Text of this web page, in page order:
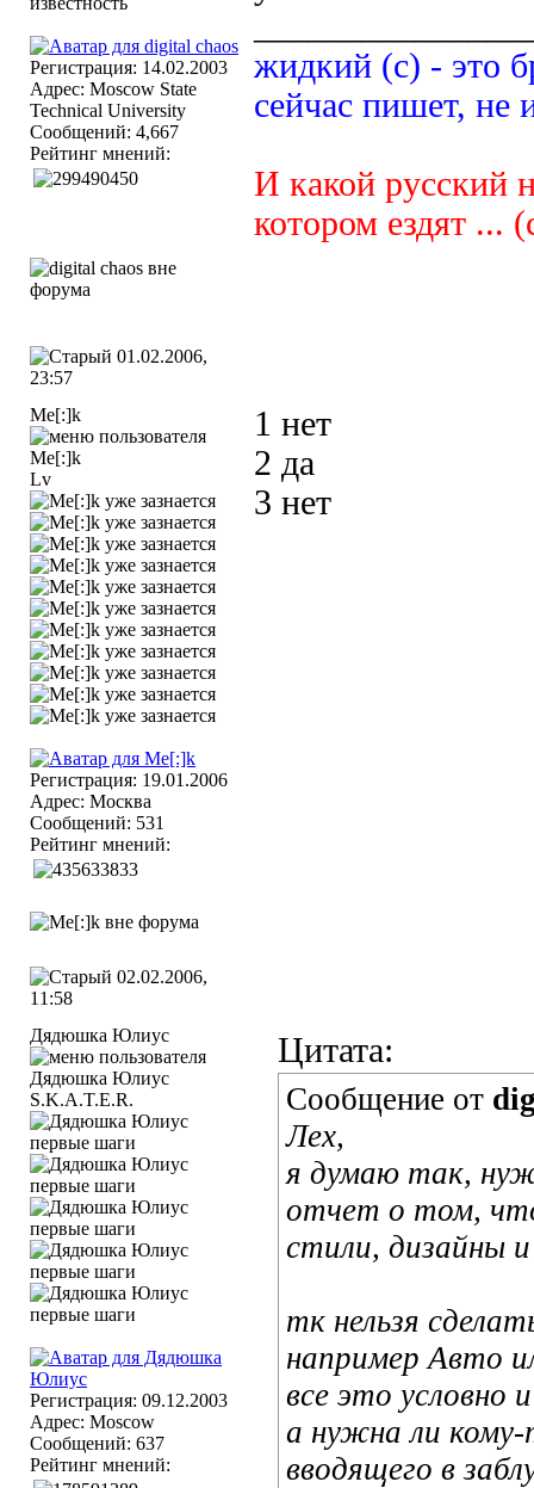
Регистрация: 14.02.2003
Адрес: Moscow State
Technical University
Сообщений: 4,667
Рейтинг мнений:
жидкий (с) - это
сейчас пишет, не
И какой русский
котором ездят ...
01.02.2006,
23:57
Me[:]k
Lv
Регистрация: 19.01.2006
Адрес: Москва
Сообщений: 531
Рейтинг мнений:
1 нет
2 да
3 нет
02.02.2006,
11:58
Дядюшка Юлиус
S.K.A.T.E.R.
Регистрация: 09.12.2003
Адрес: Moscow
Сообщений: 637
Рейтинг мнений:
Цитата:
Сообщение от
Лех,
я думаю так,
отчет о том, что
стили, дизайны
тк нельзя
например Авто
все это условно
а нужна ли кому-
вводящего в